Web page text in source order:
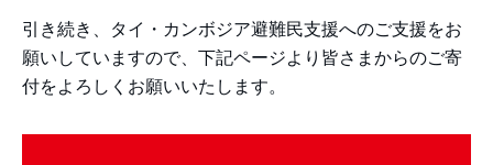
引き続き、タイ・カンボジア避難民支援へのご支援をお
願いしていますので、下記ページより皆さまからのご寄
付をよろしくお願いいたします。